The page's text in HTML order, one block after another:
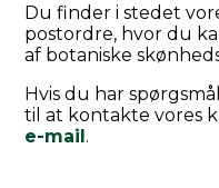
Du finder i stedet
postordre, hvor du
af botaniske
Hvis du har
til at kontakte vores
e-mail.